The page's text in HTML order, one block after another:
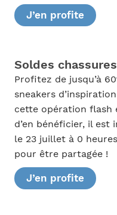
J’en profite
Soldes
Profitez de jusqu’à
sneakers
cette opération flash
d’en bénéficier, il est
le 23 juillet à 0
pour être partagée !
J’en profite